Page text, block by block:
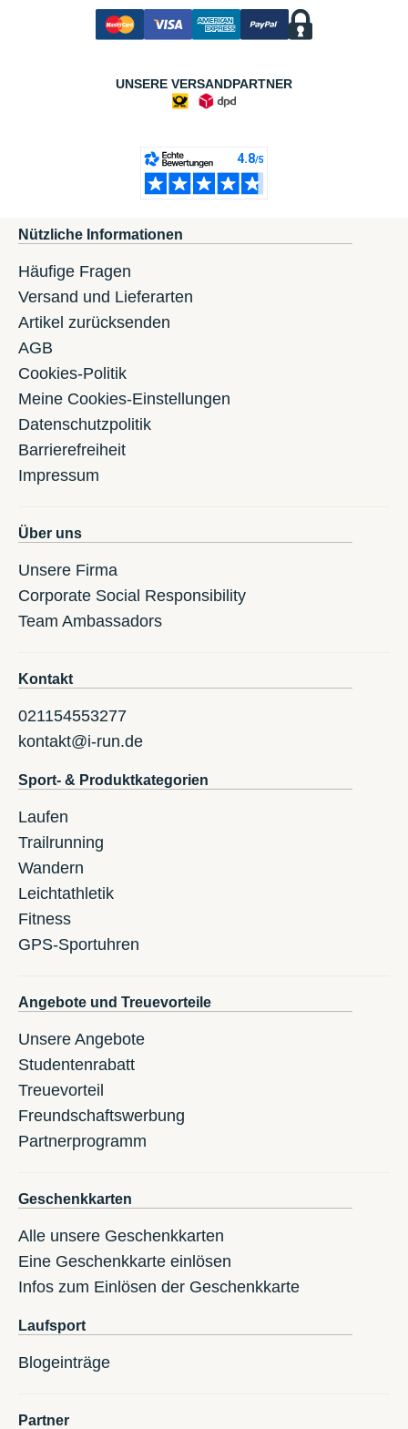
UNSERE VERSANDPARTNER
Nützliche Informationen
Häufige Fragen
Versand und Lieferarten
Artikel zurücksenden
AGB
Cookies-Politik
Meine Cookies-Einstellungen
Datenschutzpolitik
Barrierefreiheit
Impressum
Über uns
Unsere Firma
Corporate Social Responsibility
Team Ambassadors
Kontakt
021154553277
kontakt@i-run.de
Sport- & Produktkategorien
Laufen
Trailrunning
Wandern
Leichtathletik
Fitness
GPS-Sportuhren
Angebote und Treuevorteile
Unsere Angebote
Studentenrabatt
Treuevorteil
Freundschaftswerbung
Partnerprogramm
Geschenkkarten
Alle unsere Geschenkkarten
Eine Geschenkkarte einlösen
Infos zum Einlösen der Geschenkkarte
Laufsport
Blogeinträge
Partner